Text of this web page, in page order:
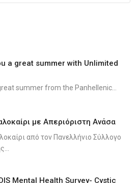
a great summer with Unlimited
summer from the Panhellenic...
με Απεριόριστη Ανάσα
από τον Πανελλήνιο Σύλλογο
Mental Health Survey- Cystic